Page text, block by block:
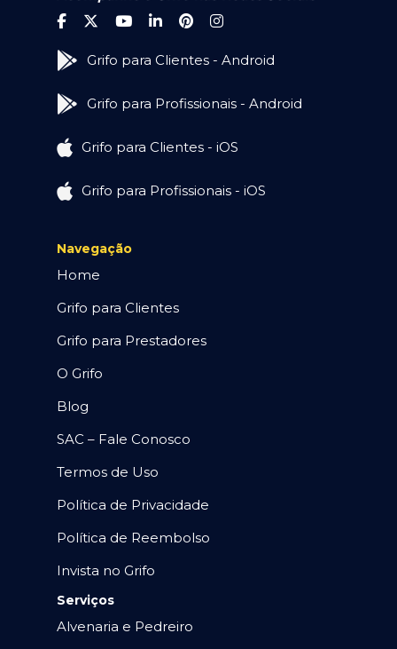
Grifo para Clientes - Android
Grifo para Profissionais - Android
Grifo para Clientes - iOS
Grifo para Profissionais - iOS
Navegação
Home
Grifo para Clientes
Grifo para Prestadores
O Grifo
Blog
SAC – Fale Conosco
Termos de Uso
Política de Privacidade
Política de Reembolso
Invista no Grifo
Serviços
Alvenaria e Pedreiro